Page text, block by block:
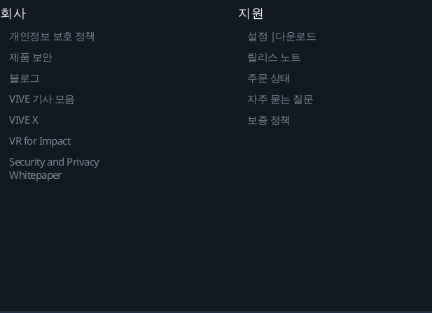
회사
개인정보 보호 정책
제품 보안
블로그
VIVE 기사 모음
VIVE X
VR for Impact
Security and Privacy
Whitepaper
지원
설정 |다운로드
릴리스 노트
주문 상태
자주 묻는 질문
보증 정책